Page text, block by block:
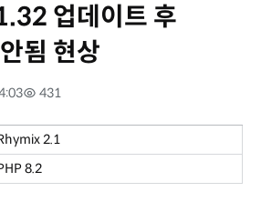
업데이트 후
됨 현상
431
2.1
8.2